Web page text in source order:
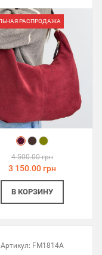
РАСПРОДАЖА
4 500.00 грн
3 150.00 грн
В КОРЗИНУ
Артикул: FM1814A